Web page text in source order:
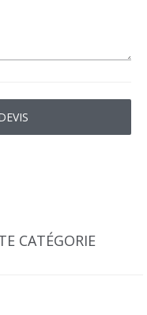
CATÉGORIE